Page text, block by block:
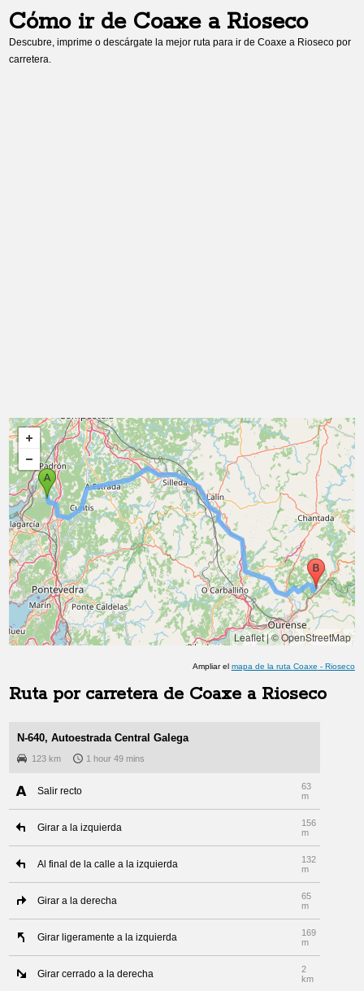
Cómo ir de Coaxea Rioseco
Descubre, imprime o descárgate la mejor ruta para ir deCoaxe a Rioseco por
carretera.
Leaflet|© OpenStreetMap
Ampliar el mapa de la ruta Coaxe - Rioseco
Ruta por carretera de Coaxe a Rioseco
N-640, Autoestrada Central Galega
123 km 1 hour 49 mins
Salir recto
63
m
Girar a la izquierda
156
m
Al final de la calle a la izquierda
132
m
Girar a la derecha
65
m
Girar ligeramente a la izquierda
169
m
Girar cerrado a la derecha
2
km